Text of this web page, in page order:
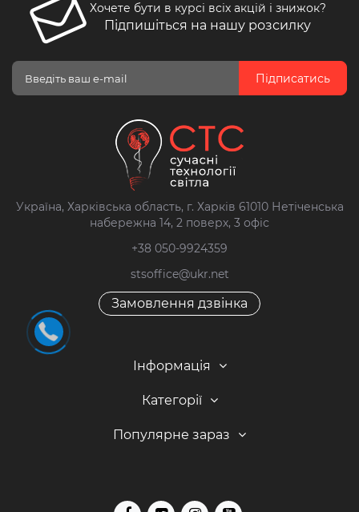
Хочете бути в курсі всіх акцій і знижок?
Підпишіться на нашу розсилку
Підписатись
Україна, Харківська область, г. Харків 61010 Нетіченська
набережна 14, 2 поверх, 3 офіс
+38 050-9924359
stsoffice@ukr.net
Замовлення дзвінка
Інформація
Категорії
Популярне зараз